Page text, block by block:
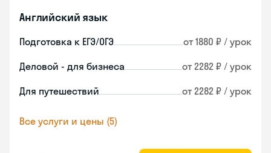
Английский язык
Подготовка к ЕГЭ/ОГЭ от 1880 ₽ / урок
Деловой - для бизнеса от 2282 ₽ / урок
Для путешествий от 2282 ₽ / урок
Все услуги и цены (5)